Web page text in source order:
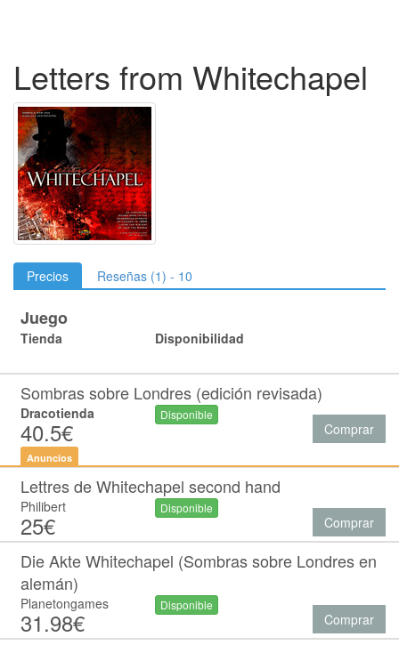
Letters from Whitechapel
Precios Reseñas (1) - 10
Juego
Tienda Disponibilidad
Sombras sobre Londres (edición revisada)
Dracotienda
40.5€
Disponible
Comprar
Anuncios
Lettres de Whitechapel second hand
Philibert
25€
Disponible
Comprar
Die Akte Whitechapel (Sombras sobre Londres en
alemán)
Planetongames
31.98€
Disponible
Comprar